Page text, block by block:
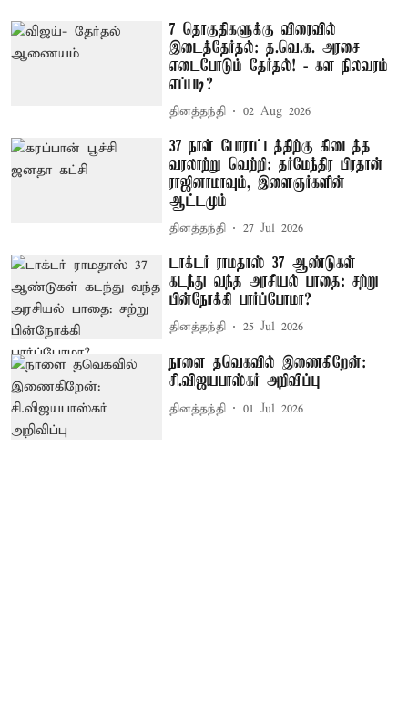
7 தொகுதிகளுக்கு விரைவில்
இடைத்தேர்தல்: த.வெ.க. அரசை
எடைபோடும் தேர்தல்! - கள நிலவரம்
எப்படி?
தினத்தந்தி 02 Aug 2026
37 நாள் போராட்டத்திற்கு கிடைத்த
வரலாற்று வெற்றி: தர்மேந்திர பிரதான்
ராஜினாமாவும், இளைஞர்களின்
ஆட்டமும்
தினத்தந்தி 27 Jul 2026
டாக்டர் ராமதாஸ் 37 ஆண்டுகள்
கடந்து வந்த அரசியல் பாதை: சற்று
பின்நோக்கி பார்ப்போமா?
தினத்தந்தி 25 Jul 2026
நாளை தவெகவில் இணைகிறேன்:
சி.விஜயபாஸ்கர் அறிவிப்பு
தினத்தந்தி 01 Jul 2026